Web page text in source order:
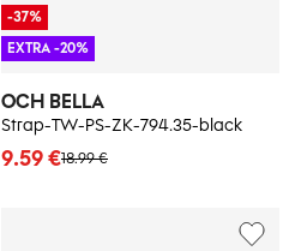
OCH BELLA
Strap-TW-PS-ZK-794.35-black
18.99 €
9.59 €
-37%
EXTRA -20%